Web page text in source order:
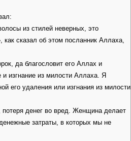
из стилей неверных, это
сказал об этом посланник Аллаха,
да благословит его Аллах и
и изгнание из милости Аллаха. Я
его удаления или изгнания из милости
потеря денег во вред. Женщина делает
затраты, в которых мы не